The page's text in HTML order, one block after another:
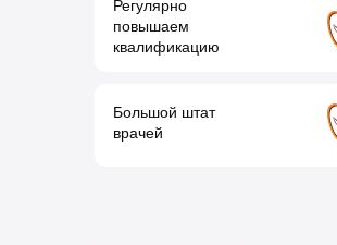
Регулярно
повышаем
квалификацию
Большой штат
врачей
Проведите в сторону, чтобы